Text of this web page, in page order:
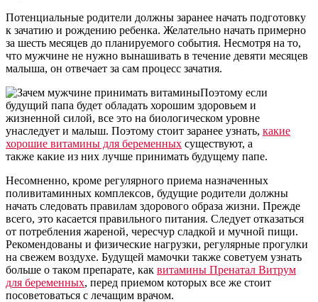
Потенциальные родители должны заранее начать подготовку
к зачатию и рождению ребенка. Желательно начать примерно
за шесть месяцев до планируемого события. Несмотря на то,
что мужчине не нужно вынашивать в течение девяти месяцев
малыша, он отвечает за сам процесс зачатия.
Поэтому если
будущий папа будет обладать хорошим здоровьем и
жизненной силой, все это на биологическом уровне
унаследует и малыш. Поэтому стоит заранее узнать, какие
хорошие витамины для беременных существуют, а
также какие из них лучше принимать будущему папе.
Несомненно, кроме регулярного приема назначенных
поливитаминных комплексов, будущие родители должны
начать следовать правилам здорового образа жизни. Прежде
всего, это касается правильного питания. Следует отказаться
от потребления жареной, чересчур сладкой и мучной пищи.
Рекомендованы и физические нагрузки, регулярные прогулки
на свежем воздухе. Будущей мамочки также советуем узнать
больше о таком препарате, как витамины Пренатал Витрум
для беременных, перед приемом которых все же стоит
посоветоваться с лечащим врачом.